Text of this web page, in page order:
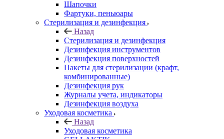
Шапочки
Фартуки, пеньюары
Стерилизация и дезинфекция
Назад
Стерилизация и дезинфекция
Дезинфекция инструментов
Дезинфекция поверхностей
Пакеты для стерилизации (крафт,
комбинированные)
Дезинфекция рук
Журналы учета, индикаторы
Дезинфекция воздуха
Уходовая косметика
Назад
Уходовая косметика